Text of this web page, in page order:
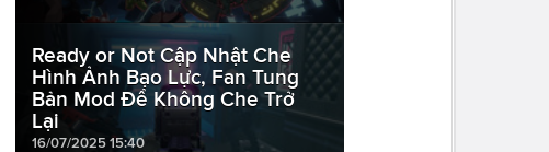
Ready or Not Cập Nhật Che
Hình Ảnh Bạo Lực, Fan Tung
Bản Mod Để Không Che Trở
Lại
16/07/2025 15:40